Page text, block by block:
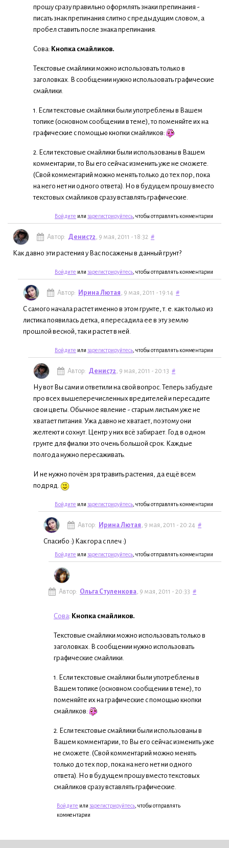
прошу сразу правильно оформлять знаки препинания -
писать знак препинания слитно с предыдущим словом, а
пробел ставить после знака препинания.
Сова: Кнопка смайликов.
Текстовые смайлики можно использовать только в
заголовках. В сообщении нужно использовать графические
смайлики.
1. Если текстовые смайлики были употреблены в Вашем
топике (основном сообщении в теме), то поменяйте их на
графические с помощью кнопки смайликов:
2. Если текстовые смайлики были использованы в Вашем
комментарии, то Вы его сейчас изменить уже не сможете.
(Свой комментарий можно менять только до тех пор, пока
на него нет ни одного ответа). Но в будущем прошу вместо
текстовых смайликов сразу вставлять графические.
Войдите или зарегистрируйтесь , чтобы отправлять комментарии
Автор: Денис72 , 9 мая, 2011 - 18:32 #
Как давно эти растения у Вас посажены в данный грунт?
Войдите или зарегистрируйтесь , чтобы отправлять комментарии
Автор: Ирина Лютая , 9 мая, 2011 - 19:14 #
C самого начала растет именно в этом грунте, т. е. как только из
листика появилась детка, я пересадила ее в эту землю
прошлой весной, так и растет в ней.
Войдите или зарегистрируйтесь , чтобы отправлять комментарии
Автор: Денис72 , 9 мая, 2011 - 20:13 #
Ну вот Вы сами и ответили на свой вопрос. Теперь забудьте
про всех вышеперечисленных вредителей и пересадите
свои цветы. Обычное явление - старым листьям уже не
хватает питания. Ужа давно не хватает, поэтому они
желтеют и сохнут. Центр у них всё забирает. Год в одном
грунте для фиалки это очень большой срок. Каждые
полгода нужно пересаживать.
И не нужно почём зря травить растения, да ещё всем
подряд.
Войдите или зарегистрируйтесь , чтобы отправлять комментарии
Автор: Ирина Лютая , 9 мая, 2011 - 20:24 #
Спасибо :) Как гора с плеч :)
Войдите или зарегистрируйтесь , чтобы отправлять комментарии
Автор: Ольга Стуленкова , 9 мая, 2011 - 20:33 #
Сова: Кнопка смайликов.
Текстовые смайлики можно использовать только в
заголовках. В сообщении нужно использовать
графические смайлики.
1. Если текстовые смайлики были употреблены в
Вашем топике (основном сообщении в теме), то
поменяйте их на графические с помощью кнопки
смайликов:
2. Если текстовые смайлики были использованы в
Вашем комментарии, то Вы его сейчас изменить уже
не сможете. (Свой комментарий можно менять
только до тех пор, пока на него нет ни одного
ответа). Но в будущем прошу вместо текстовых
смайликов сразу вставлять графические.
Войдите или зарегистрируйтесь , чтобы отправлять
комментарии